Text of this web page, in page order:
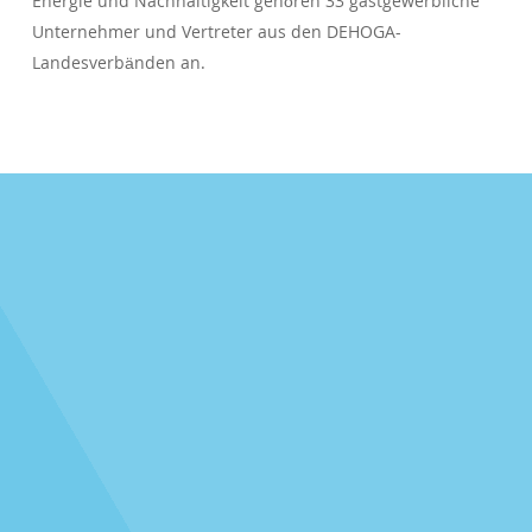
Unternehmer und Vertreter aus den DEHOGA-
Landesverbänden an.